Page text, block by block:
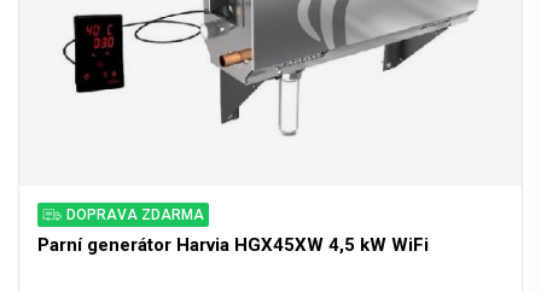
DOPRAVA ZDARMA
Parní generátor Harvia HGX45XW 4,5 kW WiFi